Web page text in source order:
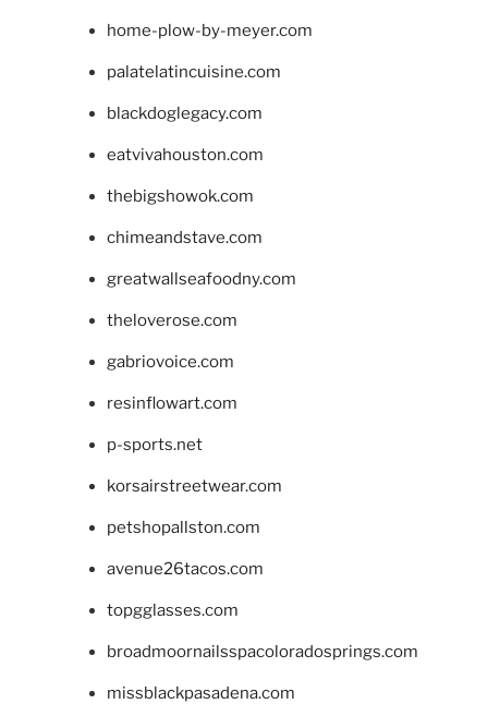
home-plow-by-meyer.com
palatelatincuisine.com
blackdoglegacy.com
eatvivahouston.com
thebigshowok.com
chimeandstave.com
greatwallseafoodny.com
theloverose.com
gabriovoice.com
resinflowart.com
p-sports.net
korsairstreetwear.com
petshopallston.com
avenue26tacos.com
topgglasses.com
broadmoornailsspacoloradosprings.com
missblackpasadena.com